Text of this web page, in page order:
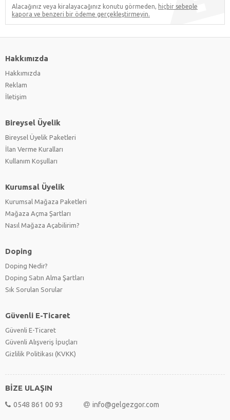
Alacağınız veya kiralayacağınız konutu görmeden, hiçbir sebeple
kapora ve benzeri bir ödeme gerçekleştirmeyin.
Hakkımızda
Hakkımızda
Reklam
İletişim
Bireysel Üyelik
Bireysel Üyelik Paketleri
İlan Verme Kuralları
Kullanım Koşulları
Kurumsal Üyelik
Kurumsal Mağaza Paketleri
Mağaza Açma Şartları
Nasıl Mağaza Açabilirim?
Doping
Doping Nedir?
Doping Satın Alma Şartları
Sık Sorulan Sorular
Güvenli E-Ticaret
Güvenli E-Ticaret
Güvenli Alışveriş İpuçları
Gizlilik Politikası (KVKK)
BİZE ULAŞIN
0548 861 00 93 info@gelgezgor.com